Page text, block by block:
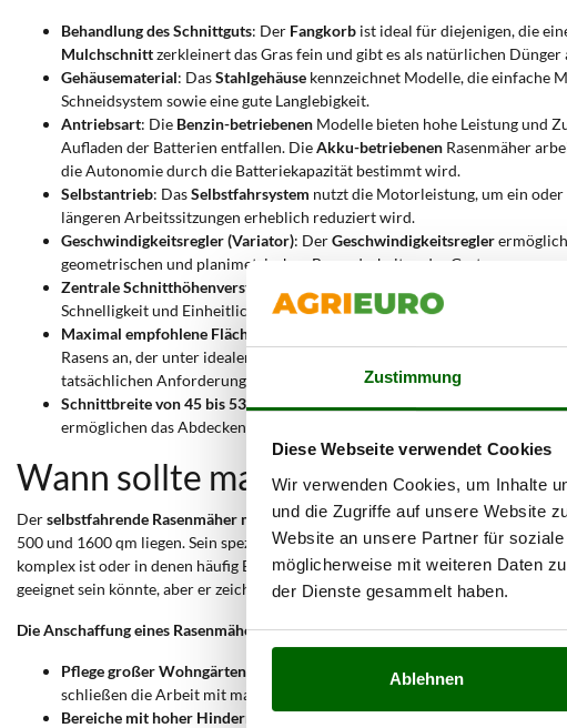
Zustimmung
Diese Webseite verwendet Cookies
Wir verwenden Cookies, um Inhalte
und die Zugriffe auf unsere Website
Website an unsere Partner für
möglicherweise mit weiteren Daten
der Dienste gesammelt haben.
Ablehnen
Behandlung des Schnittguts: Der Fangkorb ist ideal für diejenigen, die
Mulchschnittzerkleinert das Gras fein und gibt es als natürlichen
Gehäusematerial: DasStahlgehäuse kennzeichnet Modelle, die einfache
Schneidsystem sowie eine gute Langlebigkeit.
Antriebsart: Die Benzin-betriebenen Modelle bieten hohe Leistung und
Aufladen der Batterien entfallen. DieAkku-betriebenen Rasenmäher
die Autonomie durch die Batteriekapazität bestimmt wird.
Selbstantrieb: DasSelbstfahrsystem nutzt die Motorleistung, um ein
längeren Arbeitssitzungen erheblich reduziert wird.
Geschwindigkeitsregler (Variator): DerGeschwindigkeitsregler
geometrischen und planimetrischen Besonderheiten des Gartens
Zentrale Schnitthöhenverstellung
Schnelligkeit und Einheitlichkeit bei der Betriebskonfiguration
Maximal empfohlene Fläche von 500 bis 1600 qm
Rasens an, der unter idealen Bedingungen regelmäßig gemäht werden
tatsächlichen Anforderungen nicht
unterdimensioniertist.
Schnittbreite von 45 bis 53 cm: DieSchnittbreitegibt die tatsächliche
ermöglichen das Abdecken größerer Flächen in einer
Wann sollte man einen
Derselbstfahrende Rasenmäher mit Vorderradantriebist als dasoptimale
500 und 1600 qm liegen. Sein spezifischerAntrieb auf den Vorderrädern
komplex ist oder in denen häufig Beete und Hindernisse vorhanden sind. Die
geeignet sein könnte, aber er zeichnet sich aufebenenund regelmäßigen Flächen
Die Anschaffung eines Rasenmähers mit Vorderradantriebist ideal in
Pflege großer Wohngärten : Modelle mit größerer Schnittbreite
schließen die Arbeit mit maximaler
Bereiche mit hoher Hindernisdichte: Dieausgezeichnete